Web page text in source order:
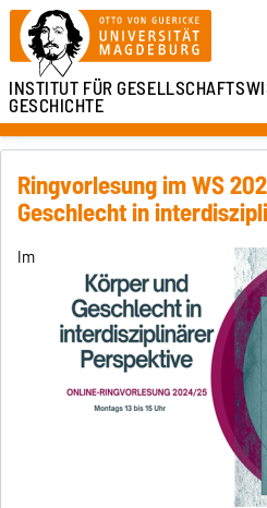
INSTITUT FÜR
GESCHICHTE
Ringvorlesung im WS
Geschlecht in
Im